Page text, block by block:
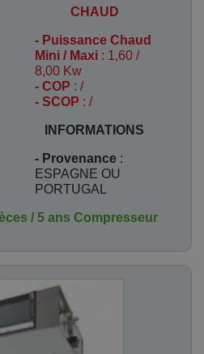
CHAUD
- Puissance Chaud
Mini / Maxi : 1,60 /
8,00 Kw
- COP : /
- SCOP : /
INFORMATIONS
- Provenance :
ESPAGNE OU
PORTUGAL
/ 5 ans Compresseur